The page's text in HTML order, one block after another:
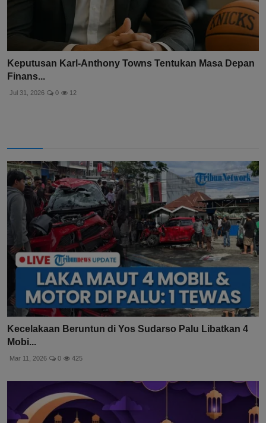
Keputusan Karl-Anthony Towns Tentukan Masa Depan
Finans...
Jul 31, 2026 0 12
Kecelakaan Beruntun di Yos Sudarso Palu Libatkan 4
Mobi...
Mar 11, 2026 0 425